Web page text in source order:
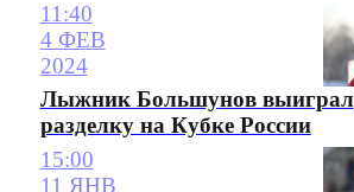
11:40
4 ФЕВ
2024
Лыжник Большунов выиграл
разделку на Кубке России
15:00
11 ЯНВ